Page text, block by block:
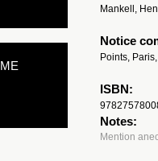
Mankell,
Notice
Points,
ISBN:
Notes:
Mention